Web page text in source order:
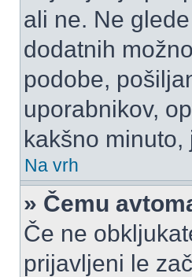
ali ne. Ne
dodatnih
podobe,
uporabnikov,
kakšno
Na vrh
» Čemu
Če ne
prijavljeni le